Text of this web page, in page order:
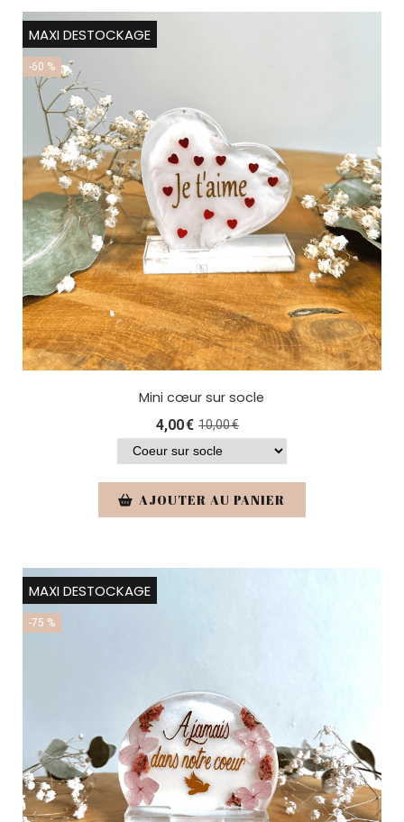
MAXI DESTOCKAGE
-60 %
Mini cœur sur socle
4,00€ 10,00€
AJOUTER AU PANIER
MAXI DESTOCKAGE
-75 %